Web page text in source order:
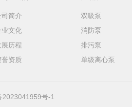
司简介
业文化
展历程
誉资质
双吸泵
消防泵
排污泵
单级离心泵
2023041959号-1